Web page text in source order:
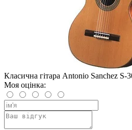
Класична гітара Antonio Sanchez S-
Моя оцінка: